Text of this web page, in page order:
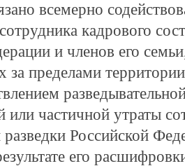
всемерно
кадрового
и членов его
пределами
или частичной утраты
Российской
его